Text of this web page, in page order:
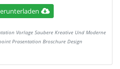
Vorlage Saubere Kreative Und Moderne
Prasentation Broschure Design